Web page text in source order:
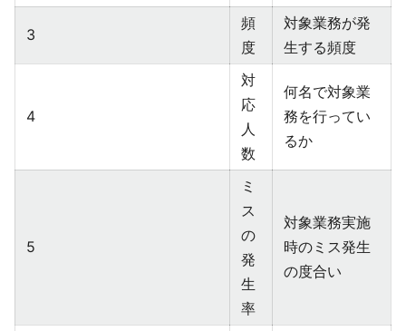
3
頻
度
対象業務が発
生する頻度
4
対
応
人
数
何名で対象業
務を行ってい
るか
5
ミ
ス
の
発
生
率
対象業務実施
時のミス発生
の度合い